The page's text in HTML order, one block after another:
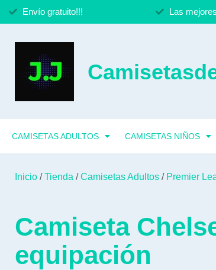
Envío gratuito!!! Las
CAMISETAS ADULTOS CAMISETAS NIÑOS
Inicio /Tienda /Camisetas Adultos / Premier
Camiseta
equipación